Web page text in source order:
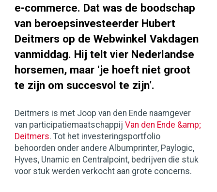
e-commerce. Dat was de boodschap
van beroepsinvesteerder Hubert
Deitmers op de Webwinkel Vakdagen
vanmiddag. Hij telt vier Nederlandse
horsemen, maar ‘je hoeft niet groot
te zijn om succesvol te zijn’.
Deitmers is met Joop van den Ende naamgever
van participatiemaatschappij Van den Ende &amp;
Deitmers. Tot het investeringsportfolio
behoorden onder andere Albumprinter, Paylogic,
Hyves, Unamic en Centralpoint, bedrijven die stuk
voor stuk werden verkocht aan grote concerns.